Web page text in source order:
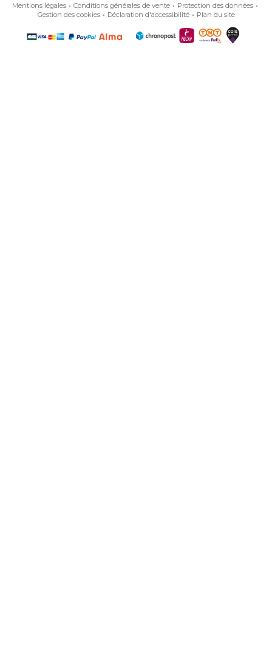
Mentions légales Conditions générales de vente
Protection des données
Gestion des cookies
Déclaration d'accessibilité Plan du site